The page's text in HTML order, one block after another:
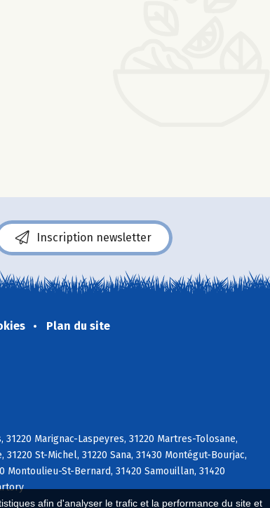
afin d'analyser le trafic et la performance du site et
Inscription newsletter
Plan du site
31220 Marignac-Laspeyres, 31220 Martres-Tolosane,
St-Michel, 31220 Sana, 31430 Montégut-Bourjac,
Montoulieu-St-Bernard, 31420 Samouillan, 31420